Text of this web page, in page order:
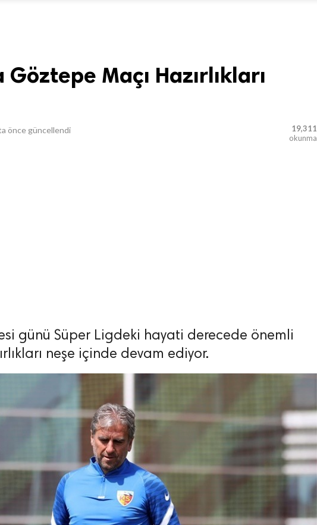
Maçı Hazırlıkları
önce güncellendi
19,311
okunma
günü Süper Ligdeki hayati derecede önemli
neşe içinde devam ediyor.